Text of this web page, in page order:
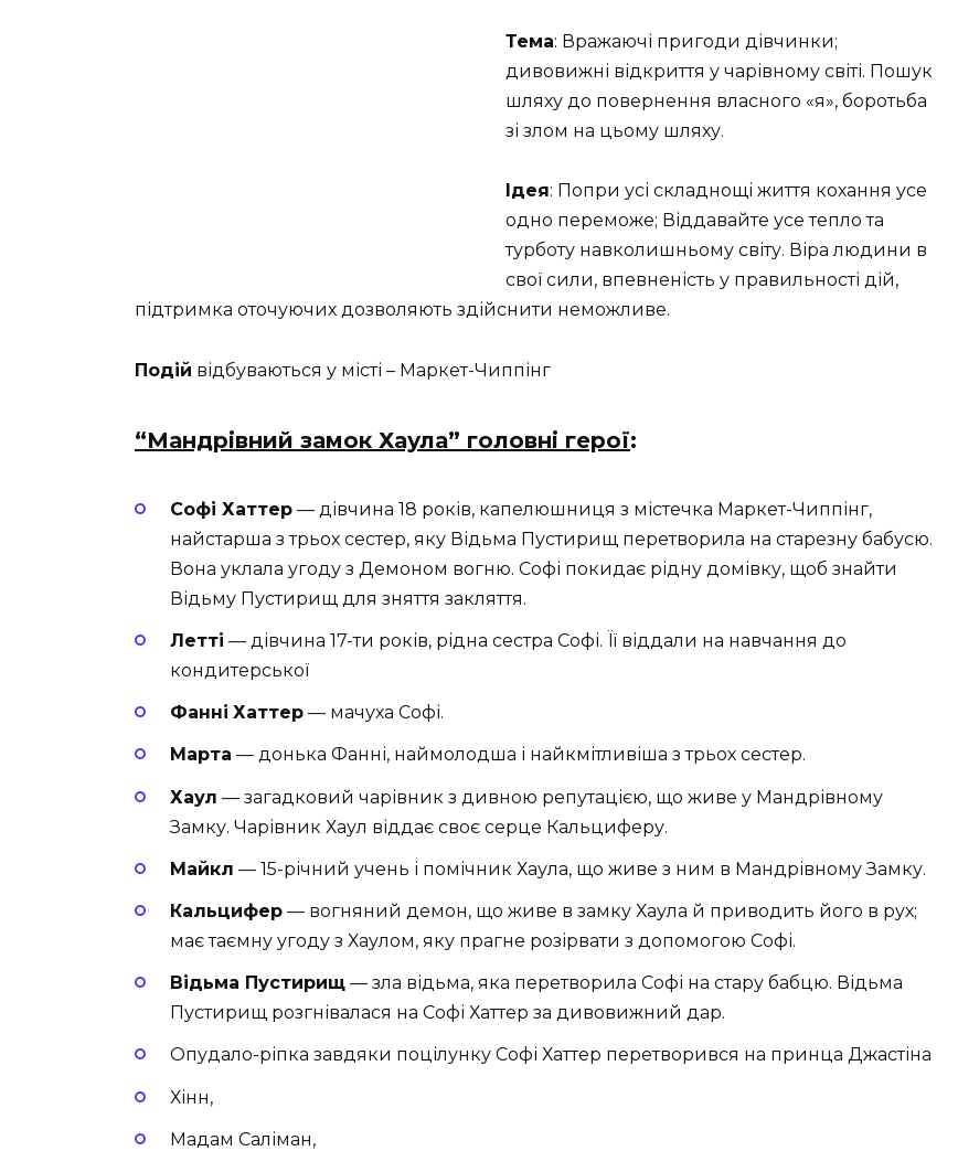
Тема: Вражаючі пригоди дівчинки;
дивовижні відкриття у чарівному світі. Пошук
шляху до повернення власного «я», боротьба
зі злом на цьому шляху.
Ідея: Попри усі складнощі життя кохання усе
одно переможе; Віддавайте усе тепло та
турботу навколишньому світу. Віра людини в
свої сили, впевненість у правильності дій,
підтримка оточуючих дозволяють здійснити неможливе.
Подій відбуваються у місті – Маркет-Чиппінг
“Мандрівний замок Хаула” головні герої:
Софі Хаттер — дівчина 18 років, капелюшниця з містечка Маркет-Чиппінг,
найстарша з трьох сестер, яку Відьма Пустирищ перетворила на старезну бабусю.
Вона уклала угоду з Демоном вогню. Софі покидає рідну домівку, щоб знайти
Відьму Пустирищ для зняття закляття.
Летті — дівчина 17-ти років, рідна сестра Софі. Її віддали на навчання до
кондитерської
Фанні Хаттер — мачуха Софі.
Марта — донька Фанні, наймолодша і найкмітливіша з трьох сестер.
Хаул — загадковий чарівник з дивною репутацією, що живе у Мандрівному
Замку. Чарівник Хаул віддає своє серце Кальциферу.
Майкл — 15-річний учень і помічник Хаула, що живе з ним в Мандрівному Замку.
Кальцифер — вогняний демон, що живе в замку Хаула й приводить його в рух;
має таємну угоду з Хаулом, яку прагне розірвати з допомогою Софі.
Відьма Пустирищ — зла відьма, яка перетворила Софі на стару бабцю. Відьма
Пустирищ розгнівалася на Софі Хаттер за дивовижний дар.
Опудало-ріпка завдяки поцілунку Софі Хаттер перетворився на принца Джастіна
Хінн,
Мадам Саліман,